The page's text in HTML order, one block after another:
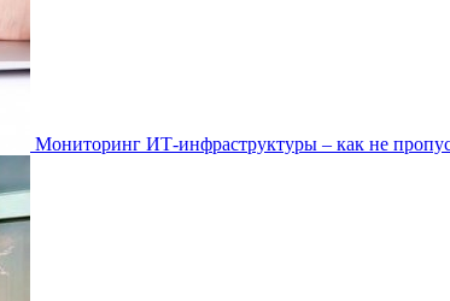
Мониторинг ИТ-инфраструктуры – как не